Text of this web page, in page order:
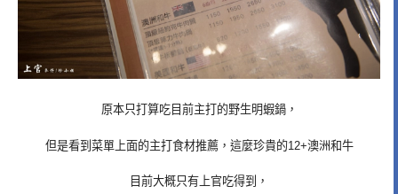
原本只打算吃目前主打的野生明蝦鍋，
但是看到菜單上面的主打食材推薦，這麼珍貴的12+澳洲和牛
目前大概只有上官吃得到，